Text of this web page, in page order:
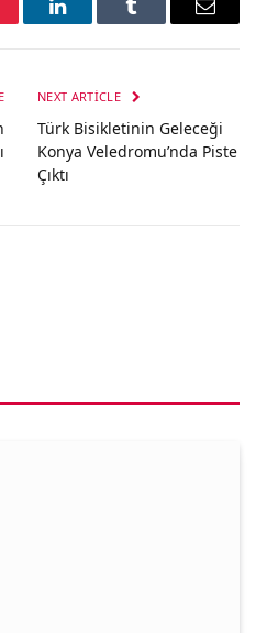
LinkedInTumblr Email
NEXT ARTICLE
Türk Bisikletinin Geleceği
Konya Veledromu’nda Piste
Çıktı